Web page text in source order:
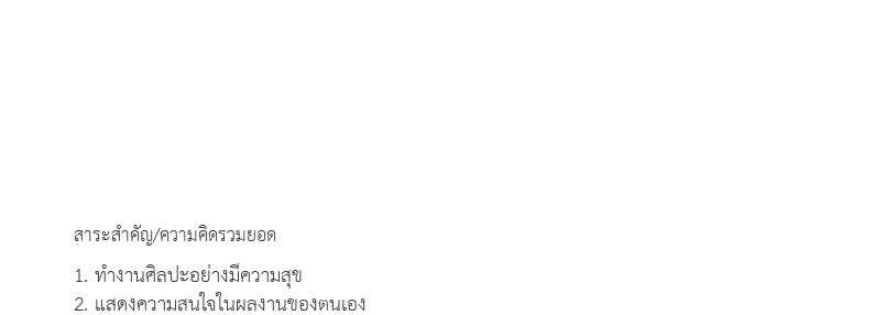
สาระสำคัญ/ความคิดรวมยอด
1. ทำงานศิลปะอย่างมีความสุข
2. แสดงความสนใจในผลงานของตนเอง